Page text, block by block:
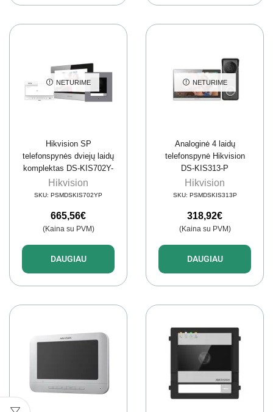
NETURIME
Hikvision SP
telefonspynės dviejų laidų
komplektas DS-KIS702Y-
P
Hikvision
SKU: PSMDSKIS702YP
665,56€
(Kaina su PVM)
DAUGIAU
NETURIME
Analoginė 4 laidų
telefonspynė Hikvision
DS-KIS313-P
Hikvision
SKU: PSMDSKIS313P
318,92€
(Kaina su PVM)
DAUGIAU